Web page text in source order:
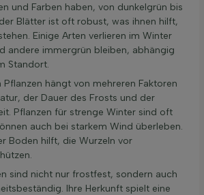
und Farben haben, von dunkelgrün bis
Blätter ist oft robust, was ihnen hilft,
Einige Arten verlieren im Winter
andere immergrün bleiben, abhängig
Standort.
Pflanzen hängt von mehreren Faktoren
der Dauer des Frosts und der
Pflanzen für strenge Winter sind oft
auch bei starkem Wind überleben.
Boden hilft, die Wurzeln vor
sind nicht nur frostfest, sondern auch
Ihre Herkunft spielt eine